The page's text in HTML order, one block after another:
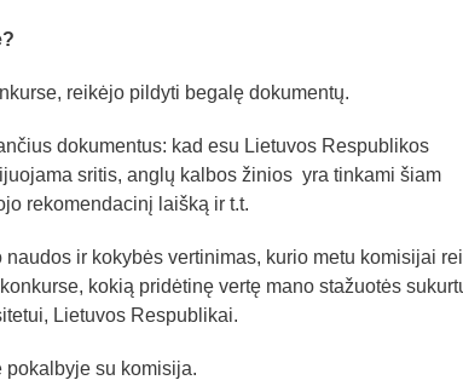
reikėjo pildyti begalę dokumentų.
dokumentus: kad esu Lietuvos Respublikos
sritis, anglų kalbos žinios yra tinkami šiam
rekomendacinį laišką ir t.t.
ir kokybės vertinimas, kurio metu komisijai
kokią pridėtinę vertę mano stažuotės
Lietuvos Respublikai.
pokalbyje su komisija.